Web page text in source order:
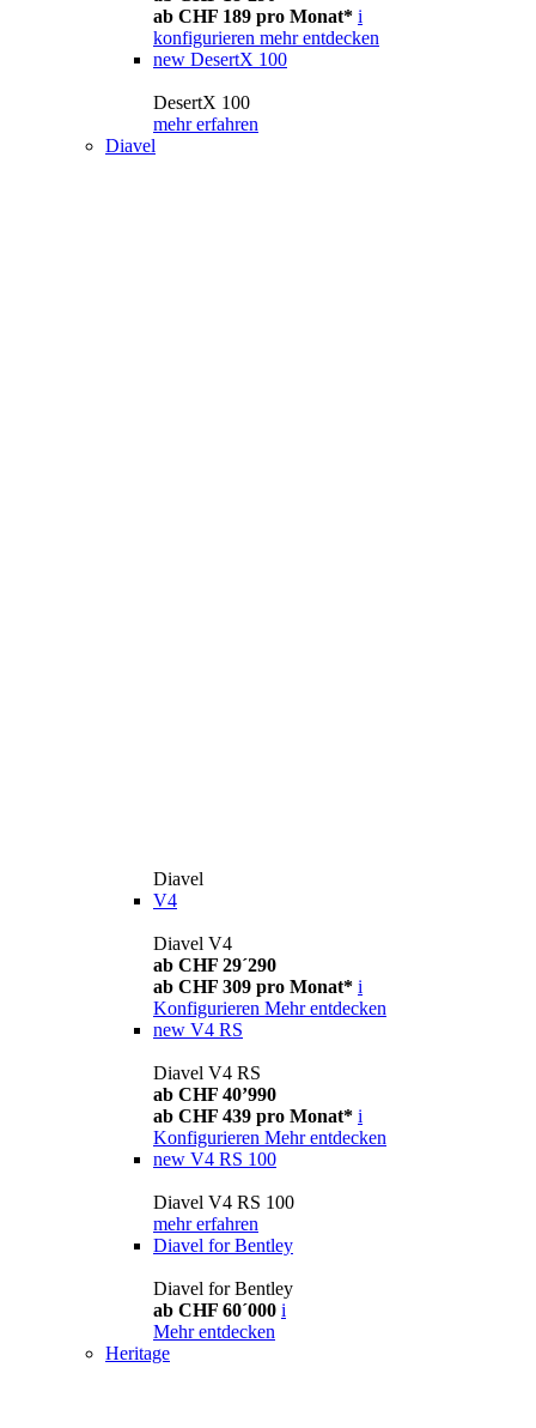
ab CHF 189 pro Monat* i
konfigurieren mehr entdecken
new DesertX 100
DesertX 100
mehr erfahren
Diavel
Diavel
V4
Diavel V4
ab CHF 29´290
ab CHF 309 pro Monat* i
Konfigurieren Mehr entdecken
new V4 RS
Diavel V4 RS
ab CHF 40’990
ab CHF 439 pro Monat* i
Konfigurieren Mehr entdecken
new V4 RS 100
Diavel V4 RS 100
mehr erfahren
Diavel for Bentley
Diavel for Bentley
ab CHF 60´000 i
Mehr entdecken
Heritage